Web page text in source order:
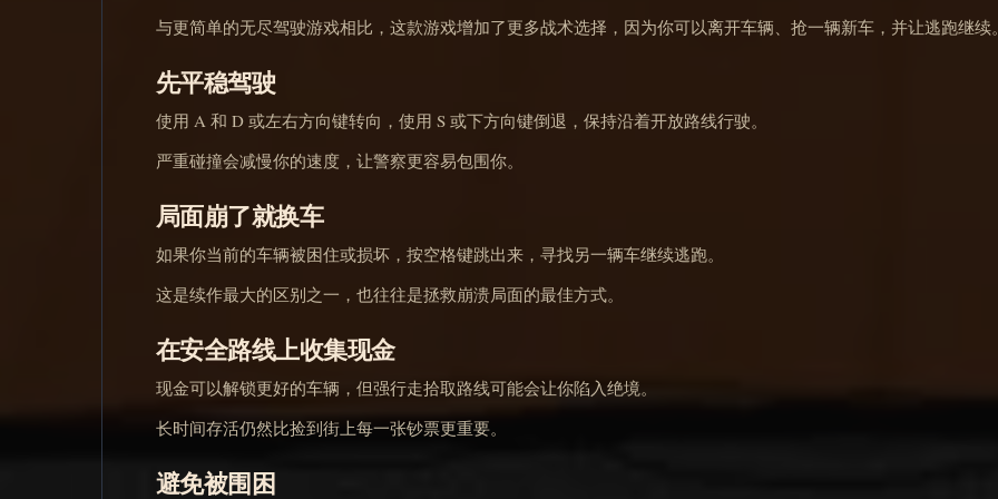
与更简单的无尽驾驶游戏相比，这款游戏增加了更多战术选择，因为你可以离开车辆、抢一辆新车，并让逃跑继续
先平稳驾驶
使用 A 和 D 或左右方向键转向，使用 S 或下方向键倒退，保持沿着开放路线行驶。
严重碰撞会减慢你的速度，让警察更容易包围你。
局面崩了就换车
如果你当前的车辆被困住或损坏，按空格键跳出来，寻找另一辆车继续逃跑。
这是续作最大的区别之一，也往往是拯救崩溃局面的最佳方式。
在安全路线上收集现金
现金可以解锁更好的车辆，但强行走拾取路线可能会让你陷入绝境。
长时间存活仍然比捡到街上每一张钞票更重要。
避免被围困